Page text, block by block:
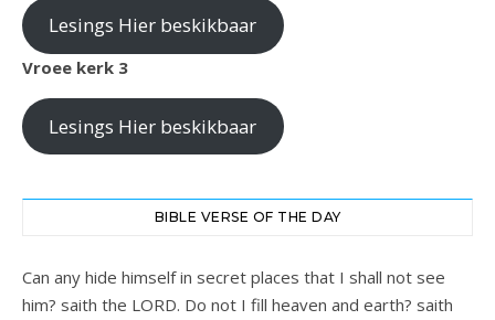
Lesings Hier beskikbaar
Vroee kerk 3
Lesings Hier beskikbaar
BIBLE VERSE OF THE DAY
Can any hide himself in secret places that I shall not see
him? saith the LORD. Do not I fill heaven and earth? saith